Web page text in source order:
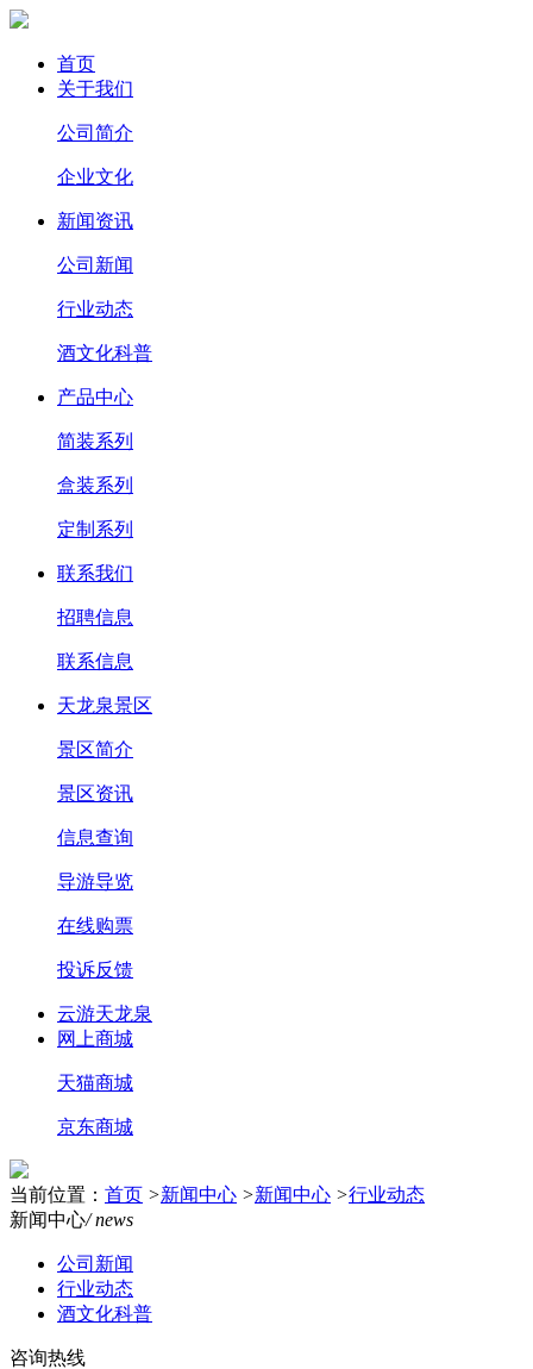
首页
关于我们
公司简介
企业文化
新闻资讯
公司新闻
行业动态
酒文化科普
产品中心
简装系列
盒装系列
定制系列
联系我们
招聘信息
联系信息
天龙泉景区
景区简介
景区资讯
信息查询
导游导览
在线购票
投诉反馈
云游天龙泉
网上商城
天猫商城
京东商城
当前位置： 首页 >新闻中心 >新闻中心 >行业动态
新闻中心/ news
公司新闻
行业动态
酒文化科普
咨询热线